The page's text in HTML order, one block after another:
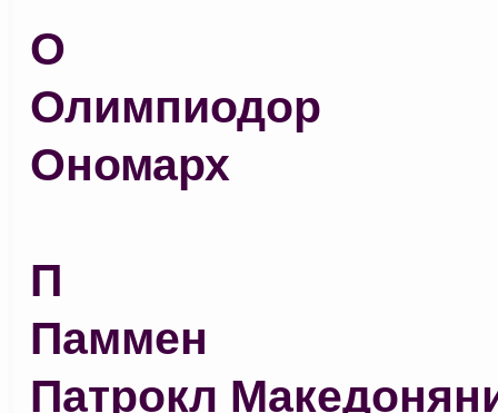
О
Олимпиодор
Ономарх
П
Паммен
Патрокл